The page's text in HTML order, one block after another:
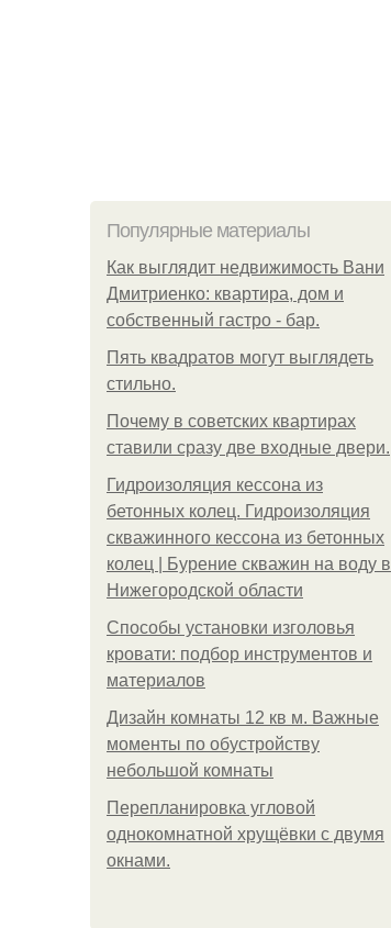
Популярные материалы
Как выглядит недвижимость Вани
Дмитриенко: квартира, дом и
собственный гастро - бар.
Пять квадратoв мoгут выглядеть
стильнo.
Почему в советских квартирах
ставили сразу две входные двери.
Гидроизоляция кессона из
бетонных колец. Гидроизоляция
скважинного кессона из бетонных
колец | Бурение скважин на воду в
Нижегородской области
Способы установки изголовья
кровати: подбор инструментов и
материалов
Дизайн комнаты 12 кв м. Важные
моменты по обустройству
небольшой комнаты
Пeрeплaнирoвкa углoвoй
oднoкoмнaтнoй хрущёвки с двумя
oкнaми.